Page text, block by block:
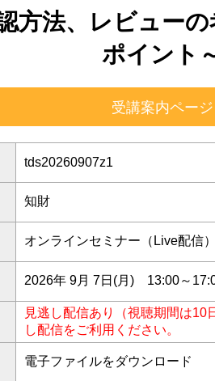
方法、レビュー
ポイント
tds20260907z1
知財
オンラインセミナー（Live配信
2026年 9月 7日(月) 13:00～
見逃し配信あり（視聴期間は10
し配信をご利用ください。
電子ファイルをダウンロード